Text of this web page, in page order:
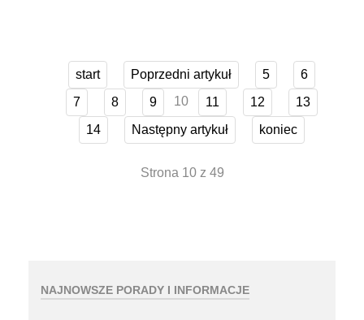
start Poprzedni artykuł 5
6
7
8 9 10 11 12
13
14
Następny artykuł koniec
Strona 10 z 49
NAJNOWSZE PORADY I INFORMACJE